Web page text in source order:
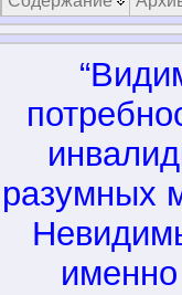
разумных